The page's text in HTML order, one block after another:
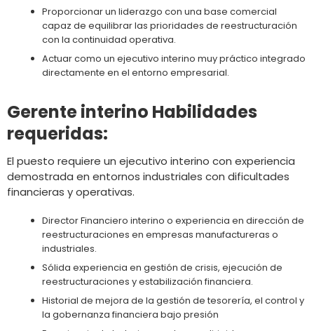
Proporcionar un liderazgo con una base comercial
capaz de equilibrar las prioridades de reestructuración
con la continuidad operativa.
Actuar como un ejecutivo interino muy práctico integrado
directamente en el entorno empresarial.
Gerente interino Habilidades
requeridas:
El puesto requiere un ejecutivo interino con experiencia
demostrada en entornos industriales con dificultades
financieras y operativas.
Director Financiero interino o experiencia en dirección de
reestructuraciones en empresas manufactureras o
industriales.
Sólida experiencia en gestión de crisis, ejecución de
reestructuraciones y estabilización financiera.
Historial de mejora de la gestión de tesorería, el control y
la gobernanza financiera bajo presión